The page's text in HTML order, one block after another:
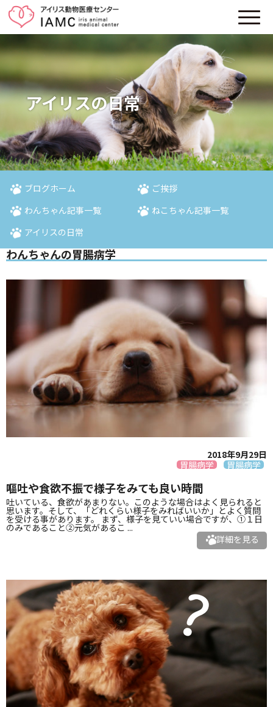
アイリスの日常
ブログホーム
ご挨拶
わんちゃん記事一覧
ねこちゃん記事一覧
アイリスの日常
わんちゃんの胃腸病学
2018年9月29日
胃腸病学
胃腸病学
嘔吐や食欲不振で様子をみても良い時間
吐いている、食欲があまりない。このような場合はよく見られると
思います。そして、「どれくらい様子をみればいいか」とよく質問
を受ける事があります。 まず、様子を見ていい場合ですが、①１日
のみであること②元気があるこ ...
詳細を見る